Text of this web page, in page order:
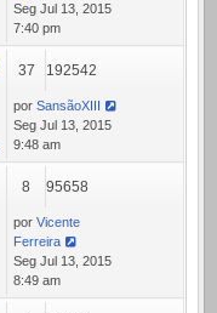
Seg Jul 13, 2015
7:40 pm
37 192542
por SansãoXIII
Seg Jul 13, 2015
9:48 am
8 95658
por Vicente
Ferreira
Seg Jul 13, 2015
8:49 am